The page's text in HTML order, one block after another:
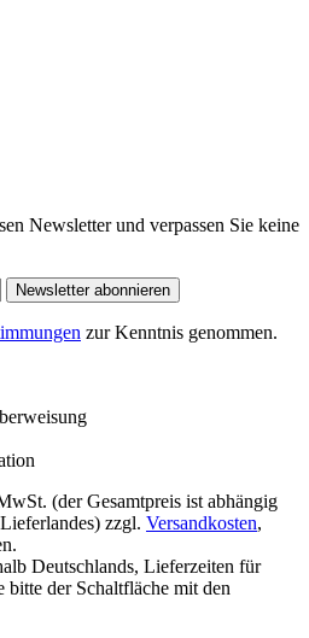
Newsletter und verpassen Sie keine
Newsletter abonnieren
zur Kenntnis genommen.
(der Gesamtpreis ist abhängig
zzgl. Versandkosten,
Deutschlands, Lieferzeiten für
bitte der Schaltfläche mit den